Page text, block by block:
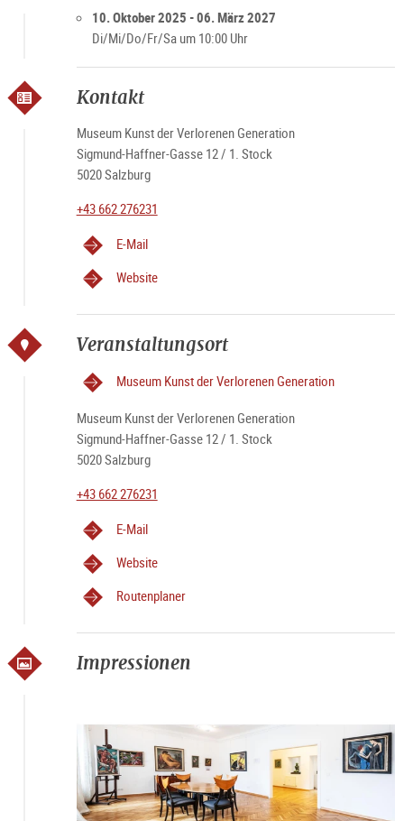
Di - Sa 10 – 17 Uhr
Feiertags geschlossen
10. Oktober 2025 - 06. März 2027
Di/Mi/Do/Fr/Sa um 10:00 Uhr
Kontakt
Museum Kunst der Verlorenen Generation
Sigmund-Haffner-Gasse 12 / 1. Stock
5020 Salzburg
+43 662 276231
E-Mail
Website
Veranstaltungsort
Museum Kunst der Verlorenen Generation
Museum Kunst der Verlorenen Generation
Sigmund-Haffner-Gasse 12 / 1. Stock
5020 Salzburg
+43 662 276231
E-Mail
Website
Routenplaner
Impressionen